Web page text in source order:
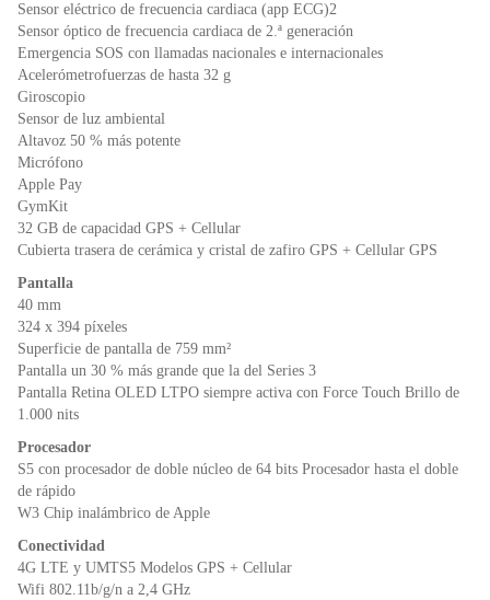
Sensor eléctrico de frecuencia cardiaca (app ECG)2
Sensor óptico de frecuencia cardiaca de 2.ª generación
Emergencia SOS con llamadas nacionales e internacionales
Acelerómetrofuerzas de hasta 32 g
Giroscopio
Sensor de luz ambiental
Altavoz 50 % más potente
Micrófono
Apple Pay
GymKit
32 GB de capacidad GPS + Cellular
Cubierta trasera de cerámica y cristal de zafiro GPS + Cellular GPS
Pantalla
40 mm
324 x 394 píxeles
Superficie de pantalla de 759 mm²
Pantalla un 30 % más grande que la del Series 3
Pantalla Retina OLED LTPO siempre activa con Force Touch Brillo de
1.000 nits
Procesador
S5 con procesador de doble núcleo de 64 bits Procesador hasta el doble
de rápido
W3 Chip inalámbrico de Apple
Conectividad
4G LTE y UMTS5 Modelos GPS + Cellular
Wifi 802.11b/g/n a 2,4 GHz